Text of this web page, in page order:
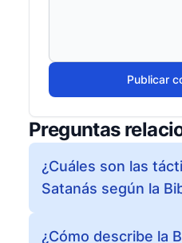
Publicar
Preguntas
¿Cuáles son las
Satanás según la
¿Cómo describe la